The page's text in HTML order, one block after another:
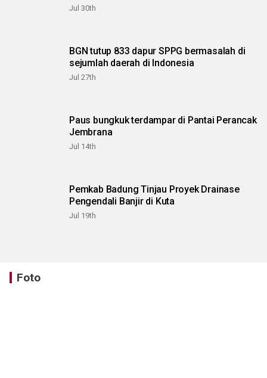
Jul 30th
BGN tutup 833 dapur SPPG bermasalah di
sejumlah daerah di Indonesia
Jul 27th
Paus bungkuk terdampar di Pantai Perancak
Jembrana
Jul 14th
Pemkab Badung Tinjau Proyek Drainase
Pengendali Banjir di Kuta
Jul 19th
Foto